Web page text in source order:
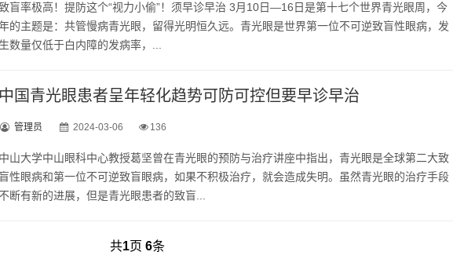
盲率极高！提防这个“视力小偷”！须早诊早治 3月10日—16日是第十七个世界青光眼周，今
的主题是：共管慢病青光眼，留得光明恒久远。青光眼是世界第一位不可逆致盲性眼病，发
生数量仅低于白内障的发病率，...
中国青光眼患者呈年轻化趋势可防可控但要早诊早治
管理员 2024-03-06 136
中山大学中山眼科中心教授葛坚曾在青光眼的预防与治疗讲座中指出，青光眼是全球第二大致
盲性眼病和第一位不可逆致盲眼病，如果不积极治疗，就会造成失明。虽然青光眼的治疗手段
不断有新的进展，但是青光眼患者的致盲...
共1页 6条